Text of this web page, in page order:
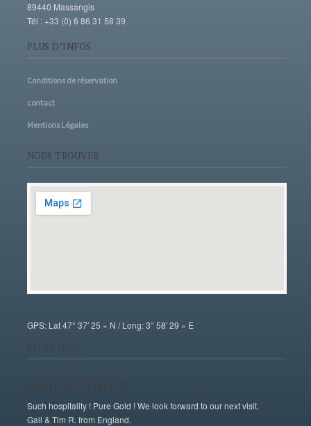
89440 Massangis
Tél : +33 (0) 6 86 31 58 39
PLUS D’INFOS
Conditions de réservation
contact
Mentions Légales
NOUS TROUVER
GPS: Lat 47° 37′ 25 » N / Long: 3° 58′ 29 » E
LIVRE D'OR
Such hospitality ! Pure Gold ! We look forward to our next visit.
Gail & Tim R. from England.